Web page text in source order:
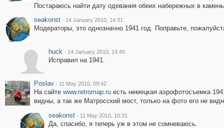
Постараюсь найти дату одевания обеих набережных в
seakonst · 14 January 2010, 14:31
Модераторы, это однозначно 1941 год. Поправьте,
huck · 14 January 2010, 14:40
Исправил на 1941.
Poslav · 11 May 2010, 09:42
На сайте www.retromap.ruесть немецкая аэрофотосъемка
видны, а так же Матросский мост, только на фото его не
seakonst · 11 May 2010, 10:31
Да, спасибо, я теперь уж в этом не сомневаюсь.